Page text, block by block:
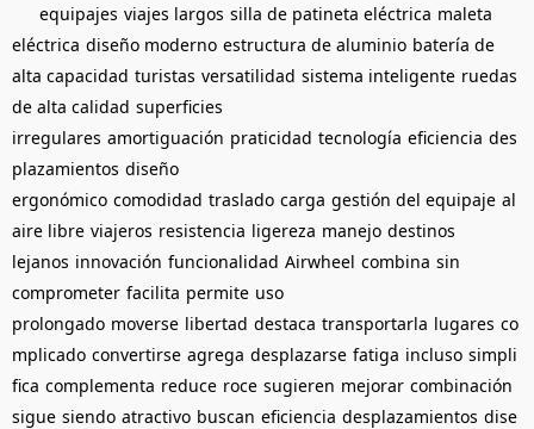
equipajes viajes largos silla de patineta eléctrica maleta
eléctrica diseño moderno estructura de aluminio batería de
alta capacidad turistas versatilidad sistema inteligente ruedas
de alta calidad superficies
irregulares amortiguación praticidad tecnología eficiencia des
plazamientos diseño
ergonómico comodidad traslado carga gestión del equipaje al
aire libre viajeros resistencia ligereza manejo destinos
lejanos innovación funcionalidad Airwheel combina sin
comprometer facilita permite uso
prolongado moverse libertad destaca transportarla lugares co
mplicado convertirse agrega desplazarse fatiga incluso simpli
fica complementa reduce roce sugieren mejorar combinación
sigue siendo atractivo buscan eficiencia desplazamientos dise